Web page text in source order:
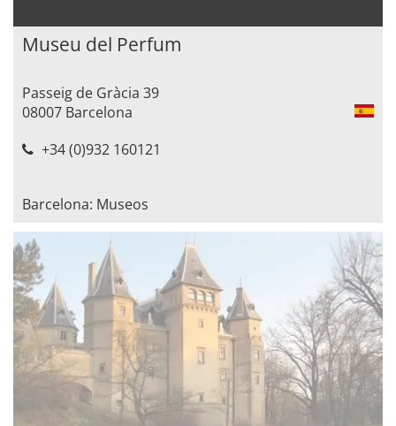
Museu del Perfum
Passeig de Gràcia 39
08007 Barcelona
+34 (0)932 160121
Barcelona: Museos